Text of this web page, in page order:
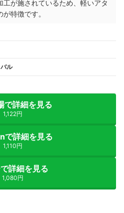
が施されているため、軽いアタ
特徴です。
ル
で詳細を見る
1,122円
で詳細を見る
1,110円
詳細を見る
1,080円